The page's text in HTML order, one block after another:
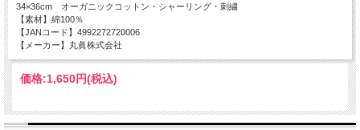
34×36cm オーガニックコットン・シャーリング・刺繍
【素材】 綿100％
【JANコード】4992272720006
【メーカー】丸眞株式会社
価格:1,650円(税込)